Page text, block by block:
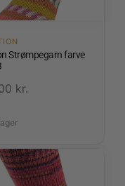
Strømpegarn farve
kr.